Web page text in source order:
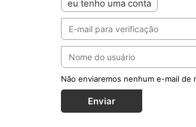
eu tenho uma conta
Não enviaremos nenhum e-mail de
Enviar